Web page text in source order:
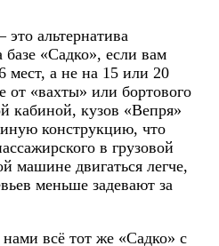
альтернатива
базе «Садко», если вам
мест, а не на 15 или 20
от «вахты» или бортового
кабиной, кузов «Вепря»
конструкцию, что
в грузовой
машине двигаться легче,
меньше задевают за
всё тот же «Садко» с